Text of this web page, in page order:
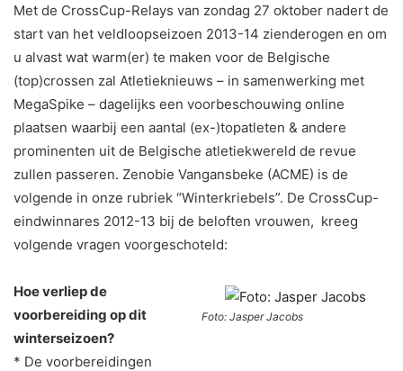
Met de CrossCup-Relays van zondag 27 oktober nadert de
start van het veldloopseizoen 2013-14 zienderogen en om
u alvast wat warm(er) te maken voor de Belgische
(top)crossen zal Atletieknieuws – in samenwerking met
MegaSpike – dagelijks een voorbeschouwing online
plaatsen waarbij een aantal (ex-)topatleten & andere
prominenten uit de Belgische atletiekwereld de revue
zullen passeren. Zenobie Vangansbeke (ACME) is de
volgende in onze rubriek “Winterkriebels”. De CrossCup-
eindwinnares 2012-13 bij de beloften vrouwen, kreeg
volgende vragen voorgeschoteld:
Foto: Jasper Jacobs
Hoe verliep de
voorbereiding op dit
winterseizoen?
* De voorbereidingen